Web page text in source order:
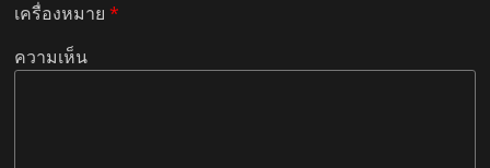
เครื่องหมาย*
ความเห็น